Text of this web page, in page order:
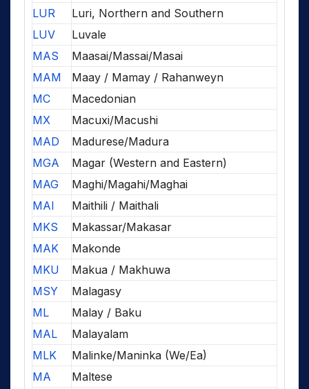
LUR
Luri, Northern and Southern
LUV
Luvale
MAS
Maasai/Massai/Masai
MAM
Maay / Mamay / Rahanweyn
MC
Macedonian
MX
Macuxi/Macushi
MAD
Madurese/Madura
MGA
Magar (Western and Eastern)
MAG
Maghi/Magahi/Maghai
MAI
Maithili / Maithali
MKS
Makassar/Makasar
MAK
Makonde
MKU
Makua / Makhuwa
MSY
Malagasy
ML
Malay / Baku
MAL
Malayalam
MLK
Malinke/Maninka (We/Ea)
MA
Maltese